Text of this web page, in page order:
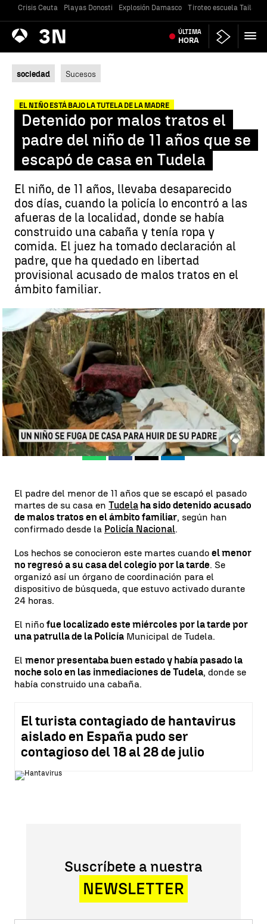
Crisis Ceuta Playas Donosti Explosión Damasco Tiroteo escuela
Antena
3 Noticias ÚLTIMA
HORA
sociedad Sucesos
EL NIÑO ESTÁ BAJO LA TUTELA DE LA MADRE
Detenido por malos tratos el
padre del niño de 11 años que se
escapó de casa en Tudela
El niño, de 11 años, llevaba desaparecido
dos días, cuando la policía lo encontró a las
afueras de la localidad, donde se había
construido una cabaña y tenía ropa y
comida. El juez ha tomado declaración al
padre, que ha quedado en libertad
provisional acusado de malos tratos en el
ámbito familiar.
Detenido por malos tratos el padre del niño de 11 años que se
escapó de casa en Tudela |Antena3.com ! Europa Press
Antena 3 Noticias Madrid
Publicado: 29 de octubre de 2017, 13:04
WhatsappFacebook
X Linkedin
El padre del menor de 11 años que se escapó el pasado
martes de su casa en Tudela ha sido detenido acusado
de malos tratos en el ámbito familiar, según han
confirmado desde la Policía Nacional.
Los hechos se conocieron este martes cuando el menor
no regresó a su casa del colegio por la tarde. Se
organizó así un órgano de coordinación para el
dispositivo de búsqueda, que estuvo activado durante
24 horas.
El niño fue localizado este miércoles por la tarde por
una patrulla de la Policía Municipal de Tudela.
El menor presentaba buen estado y había pasado la
noche solo en las inmediaciones de Tudela, donde se
había construido una cabaña.
El turista contagiado de hantavirus
aislado en España pudo ser
contagioso del 18 al 28 de julio
Suscríbete a nuestra
NEWSLETTER